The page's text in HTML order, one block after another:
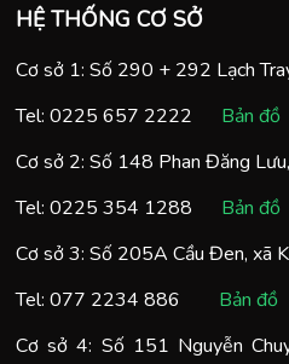
HỆ THỐNG CƠ SỞ
Cơ sở 1: Số 290 + 292 Lạch
Tel: 0225 657 2222
Bản đồ
Cơ sở 2: Số 148 Phan Đăng
Tel: 0225 354 1288
Bản đồ
Cơ sở 3: Số 205A Cầu Đen, xã
Tel: 077 2234 886
Bản đồ
Cơ sở 4: Số 151 Nguyễn